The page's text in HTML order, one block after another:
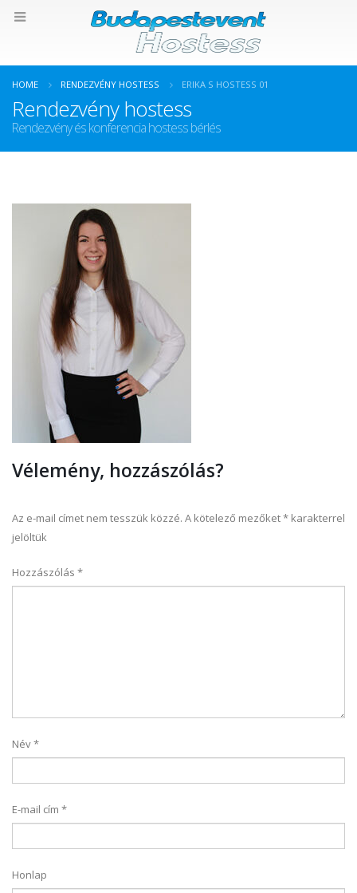
HOME RENDEZVÉNY HOSTESS ERIKA S HOSTESS 01
Rendezvény hostess
Rendezvény és konferencia hostess bérlés
Vélemény, hozzászólás?
Az e-mail címet nem tesszük közzé. A kötelező mezőket* karakterrel
jelöltük
Hozzászólás *
Név*
E-mail cím *
Honlap